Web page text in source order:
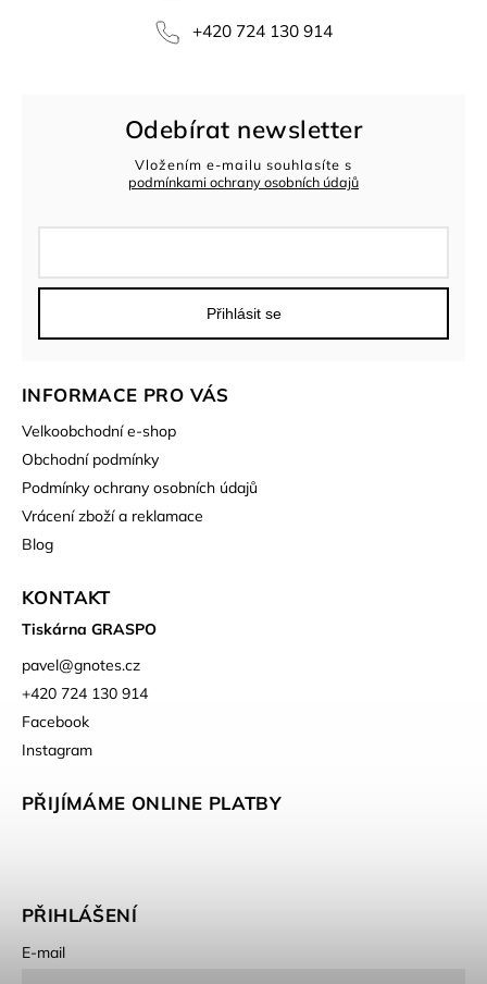
+420 724 130 914
INFORMACE PRO VÁS
Velkoobchodní e-shop
Obchodní podmínky
Podmínky ochrany osobních údajů
Vrácení zboží a reklamace
Blog
KONTAKT
Tiskárna GRASPO
pavel@gnotes.cz
+420 724 130 914
Facebook
Instagram
PŘIJÍMÁME ONLINE PLATBY
PŘIHLÁŠENÍ
E-mail
Odebírat newsletter
Vložením e-mailu souhlasíte s
podmínkami ochrany osobních údajů
Přihlásit se